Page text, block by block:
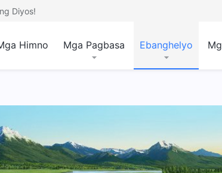
Diyos!
Himno Mga Pagbasa Ebanghelyo